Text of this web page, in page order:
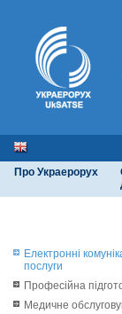
Про Украерорух
Електронні
послуги
Професійна
Медичне